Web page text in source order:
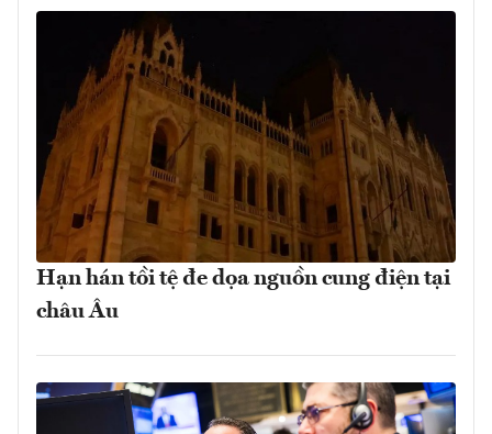
Hạn hán tồi tệ đe dọa nguồn cung điện tại
châu Âu